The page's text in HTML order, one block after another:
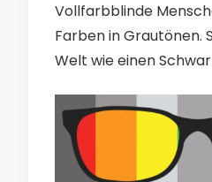
Vollfarbblinde
Farben in Grautönen.
Welt wie einen